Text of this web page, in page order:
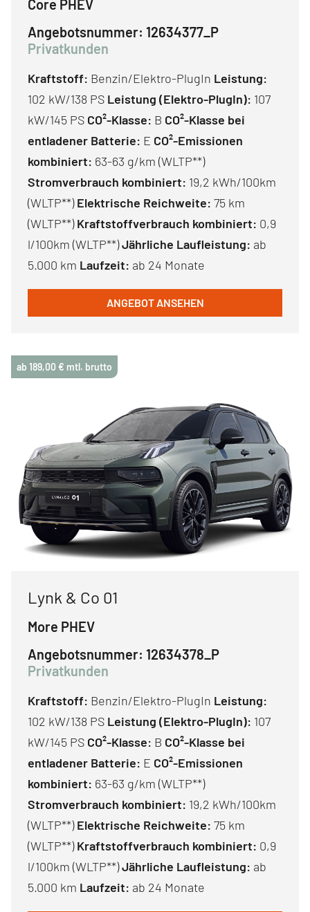
Core PHEV
Angebotsnummer: 12634377_P
Privatkunden
Kraftstoff: Benzin/Elektro-PlugIn Leistung:
102 kW/138 PS Leistung (Elektro-PlugIn): 107
kW/145 PS CO²-Klasse: B CO²-Klasse bei
entladener Batterie: E CO²-Emissionen
kombiniert: 63-63 g/km (WLTP**)
Stromverbrauch kombiniert: 19,2 kWh/100km
(WLTP**)Elektrische Reichweite: 75 km
(WLTP**)Kraftstoffverbrauch kombiniert: 0,9
l/100km (WLTP**)Jährliche Laufleistung: ab
5.000 km Laufzeit: ab 24 Monate
ANGEBOT ANSEHEN
ab 189,00 € mtl. brutto
Lynk & Co 01
More PHEV
Angebotsnummer: 12634378_P
Privatkunden
Kraftstoff: Benzin/Elektro-PlugIn Leistung:
102 kW/138 PS Leistung (Elektro-PlugIn): 107
kW/145 PS CO²-Klasse: B CO²-Klasse bei
entladener Batterie: E CO²-Emissionen
kombiniert: 63-63 g/km (WLTP**)
Stromverbrauch kombiniert: 19,2 kWh/100km
(WLTP**)Elektrische Reichweite: 75 km
(WLTP**)Kraftstoffverbrauch kombiniert: 0,9
l/100km (WLTP**)Jährliche Laufleistung: ab
5.000 km Laufzeit: ab 24 Monate